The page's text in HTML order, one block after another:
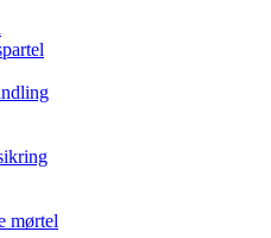
mørtel